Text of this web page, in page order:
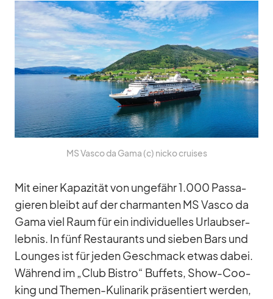
MS Vasco da Gama (c) nicko crui­ses
Mit ei­ner Ka­pa­zi­tät von un­ge­fähr 1.000 Pas­sa­
gie­ren bleibt auf der char­man­ten MS Vasco da
Gama viel Raum für ein in­di­vi­du­el­les Ur­laubs­er­
leb­nis. In fünf Re­stau­rants und sie­ben Bars und
Loun­ges ist für je­den Ge­schmack et­was da­bei.
Wäh­rend im „Club Bis­tro“ Buf­fets, Show-Coo­
king und The­men-Ku­li­na­rik prä­sen­tiert wer­den,